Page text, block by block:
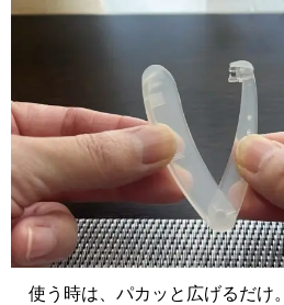
使う時は、パカッと広げるだけ。